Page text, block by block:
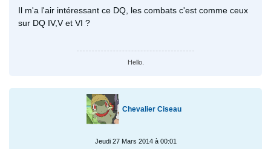
Il m'a l'air intéressant ce DQ, les combats c'est comme ceux
sur DQ IV,V et VI ?
Hello.
Chevalier Ciseau
Jeudi 27 Mars 2014 à 00:01